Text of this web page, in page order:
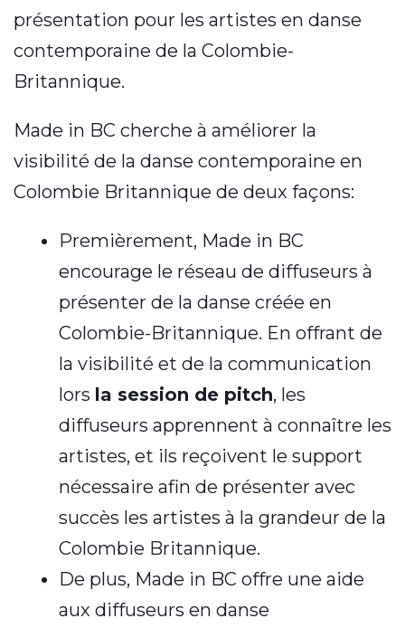
présentation pour les artistes en danse
contemporaine de la Colombie-
Britannique.
Made in BC cherche à améliorer la
visibilité de la danse contemporaine en
Colombie Britannique de deux façons:
Premièrement, Made in BC
encourage le réseau de diffuseurs à
présenter de la danse créée en
Colombie-Britannique. En offrant de
la visibilité et de la communication
lors la session de pitch, les
diffuseurs apprennent à connaître les
artistes, et ils reçoivent le support
nécessaire afin de présenter avec
succès les artistes à la grandeur de la
Colombie Britannique.
De plus, Made in BC offre une aide
aux diffuseurs en danse